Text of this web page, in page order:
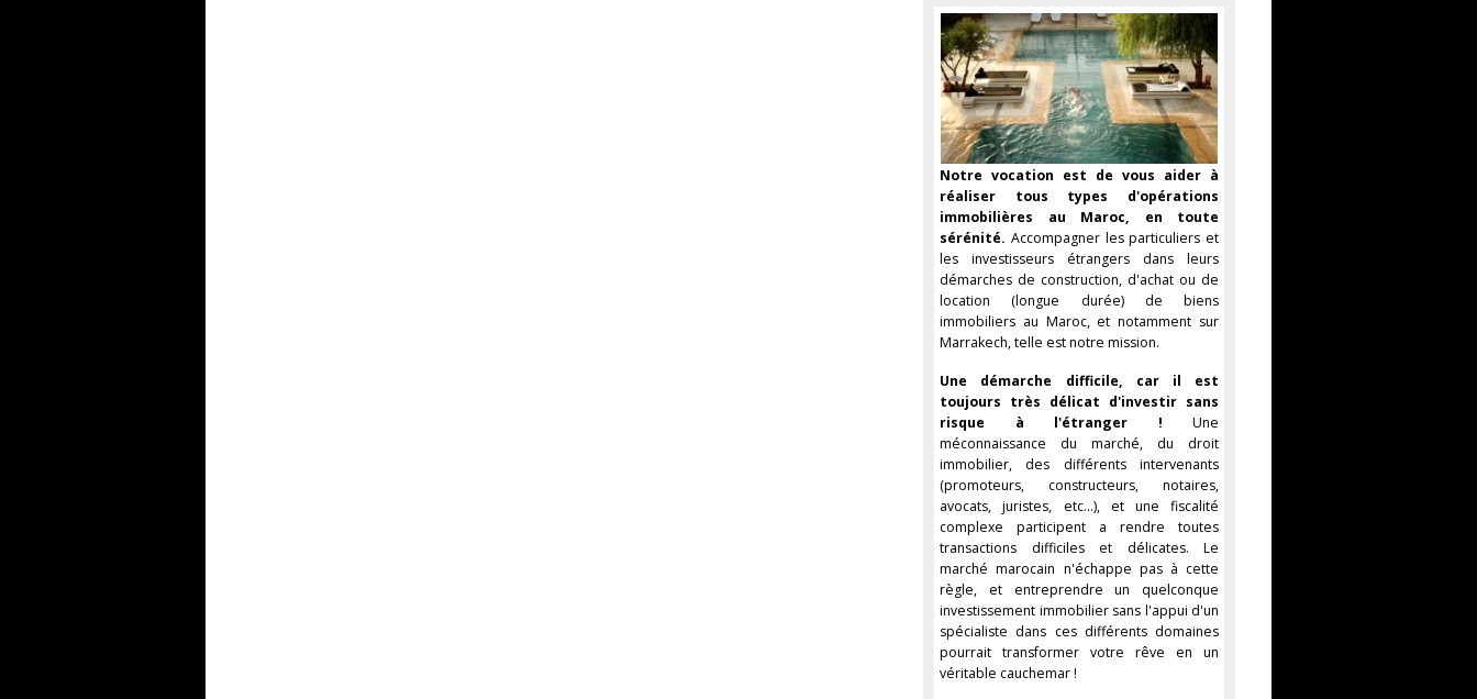
Notre vocation est de vous aider à
réaliser tous types d'opérations
immobilières au Maroc, en toute
sérénité. Accompagner les particuliers et
les investisseurs étrangers dans leurs
démarches de construction, d'achat ou de
location (longue durée) de biens
immobiliers au Maroc, et notamment sur
Marrakech, telle est notre mission.
Une démarche difficile, car il est
toujours très délicat d'investir sans
risque à l'étranger ! Une
méconnaissance du marché, du droit
immobilier, des différents intervenants
(promoteurs, constructeurs, notaires,
avocats, juristes, etc...), et une fiscalité
complexe participent a rendre toutes
transactions difficiles et délicates. Le
marché marocain n'échappe pas à cette
règle, et entreprendre un quelconque
investissement immobilier sans l'appui d'un
spécialiste dans ces différents domaines
pourrait transformer votre rêve en un
véritable cauchemar !